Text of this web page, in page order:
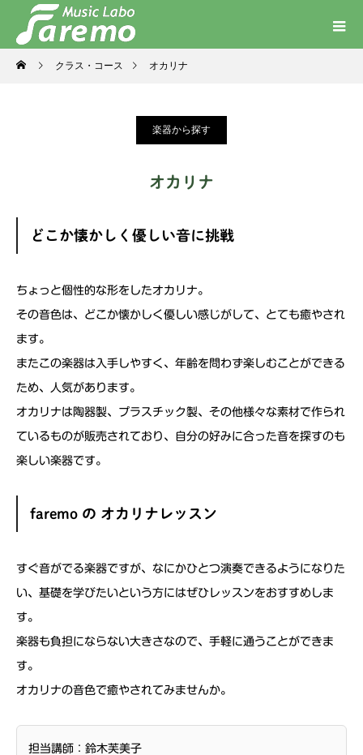
クラス・コース オカリナ
楽器から探す
オカリナ
どこか懐かしく優しい音に挑戦
ちょっと個性的な形をしたオカリナ。
その音色は、どこか懐かしく優しい感じがして、とても癒やされ
ます。
またこの楽器は入手しやすく、年齢を問わず楽しむことができる
ため、人気があります。
オカリナは陶器製、プラスチック製、その他様々な素材で作られ
ているものが販売されており、自分の好みに合った音を探すのも
楽しい楽器です。
faremo の オカリナレッスン
すぐ音がでる楽器ですが、なにかひとつ演奏できるようになりた
い、基礎を学びたいという方にはぜひレッスンをおすすめしま
す。
楽器も負担にならない大きさなので、手軽に通うことができま
す。
オカリナの音色で癒やされてみませんか。
担当講師：鈴木芙美子